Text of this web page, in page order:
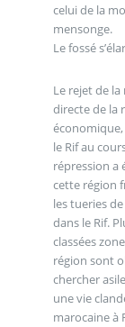
celui de la
mensonge.
Le fossé
Le rejet de
directe de la
le Rif au
répression a
cette région
les tueries
dans le Rif.
classées
région sont
chercher
une vie
marocaine à